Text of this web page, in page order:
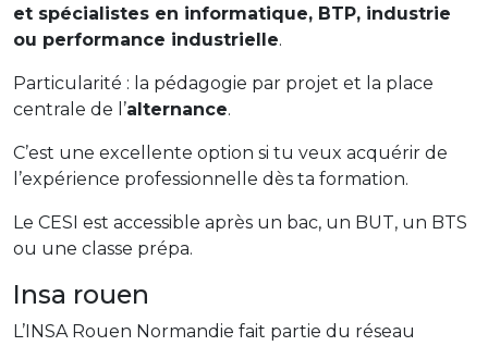
et spécialistes en informatique, BTP, industrie
ou performance industrielle.
Particularité : la pédagogie par projet et la place
centrale de l’alternance.
C’est une excellente option si tu veux acquérir de
l’expérience professionnelle dès ta formation.
Le CESI est accessible après un bac, un BUT, un BTS
ou une classe prépa.
Insa rouen
L’INSA Rouen Normandie fait partie du réseau